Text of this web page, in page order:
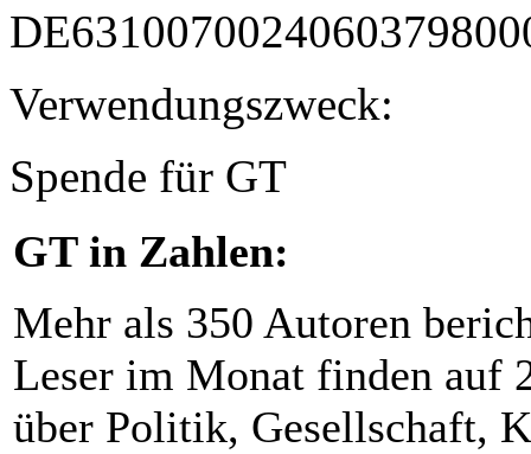
Verwendungszweck:
Spende für GT
GT in Zahlen:
Mehr als 350 Autoren
Leser im Monat finden auf
über Politik, Gesellschaft,